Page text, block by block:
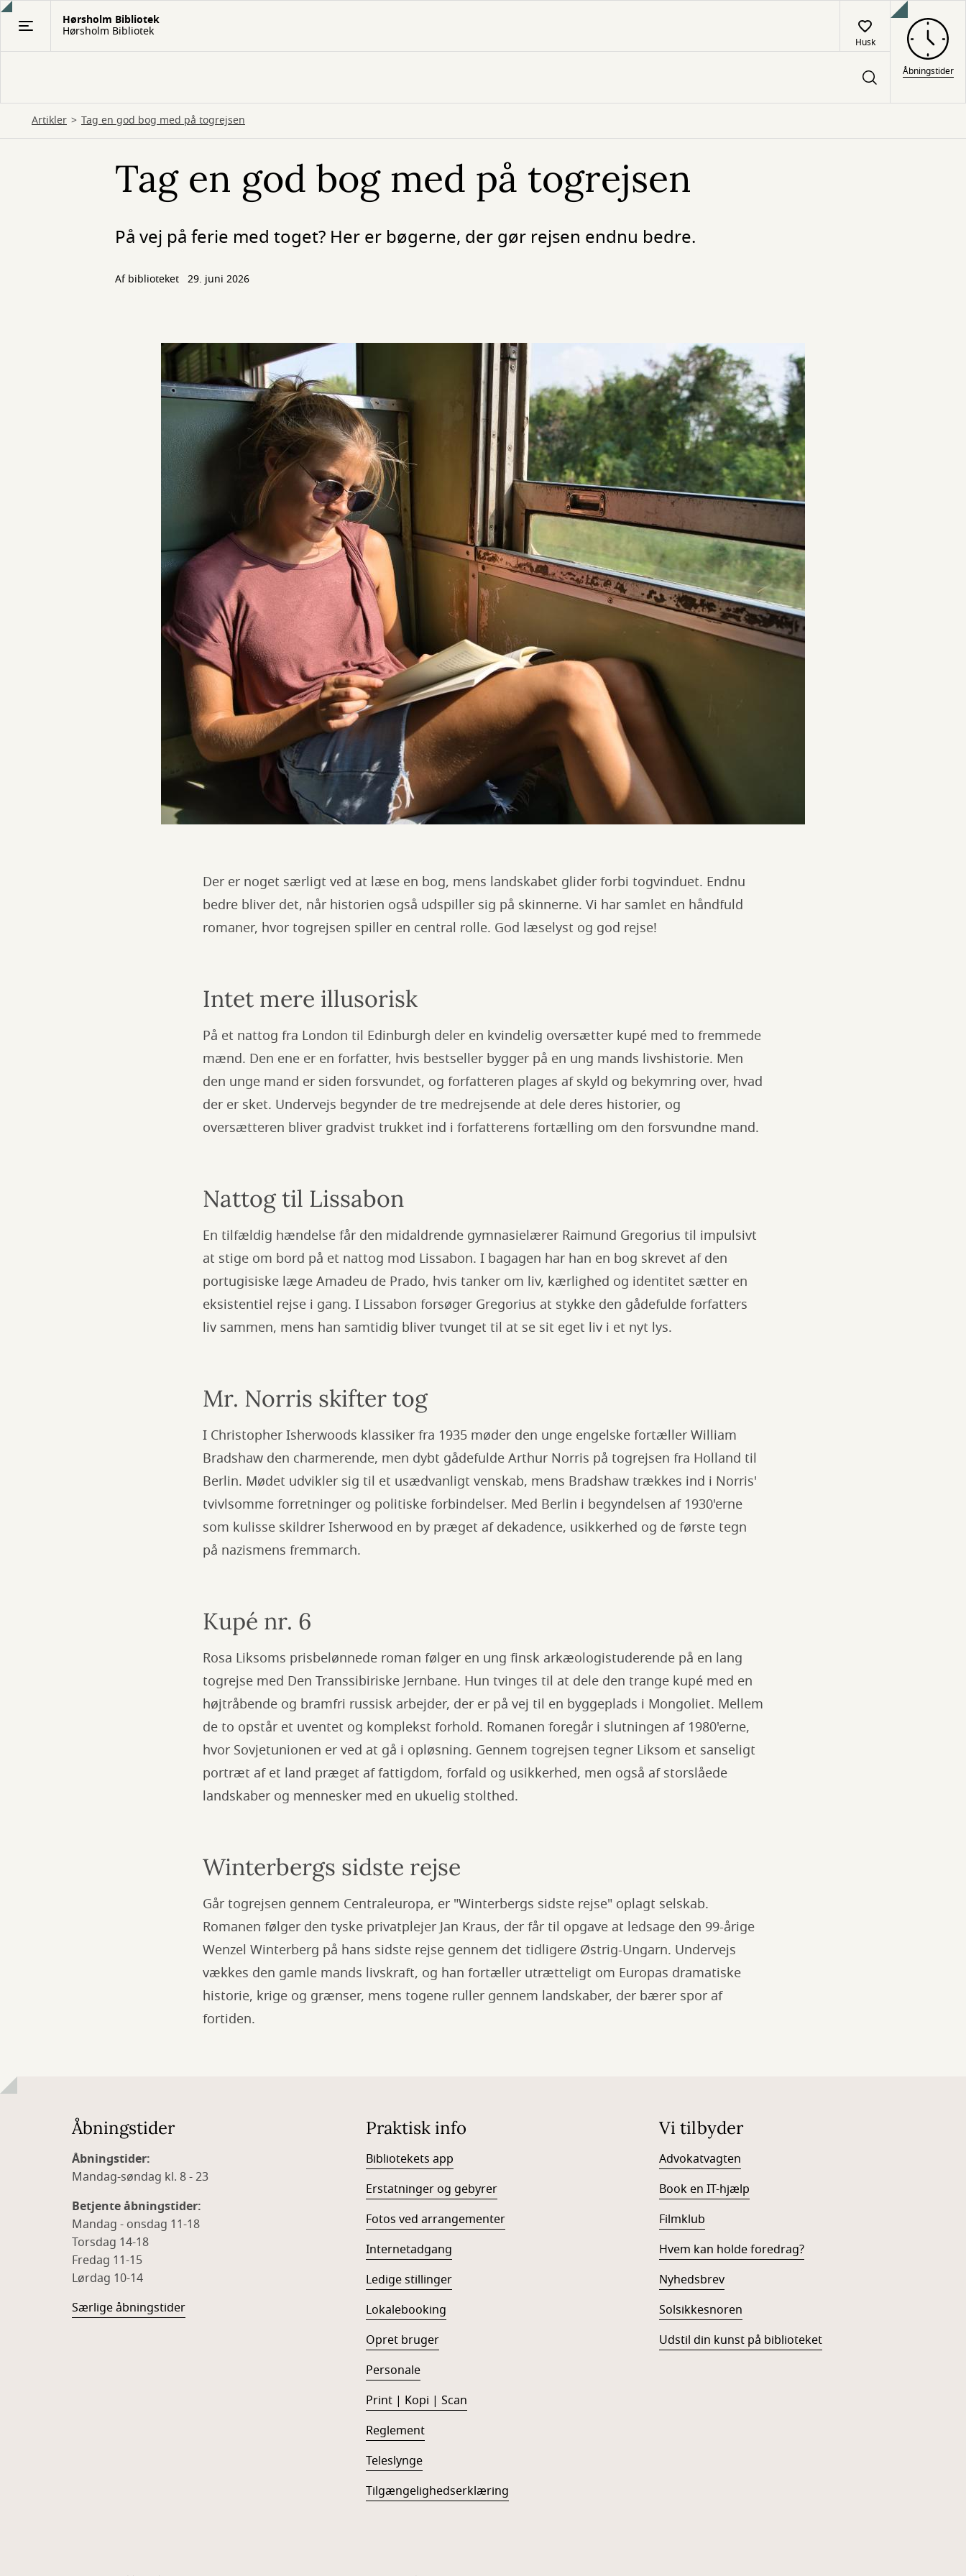
Gå
Hørsholm Bibliotek
Hørsholm Bibliotek
Husk
Åbningstider
Artikler Tag en god bog med på togrejsen
Tag en god bog med på togrejsen
På vej på ferie med toget? Her er bøgerne, der gør rejsen endnu bedre.
Af biblioteket 29. juni 2026
Der er noget særligt ved at læse en bog, mens landskabet glider forbi togvinduet. Endnu
bedre bliver det, når historien også udspiller sig på skinnerne. Vi har samlet en håndfuld
romaner, hvor togrejsen spiller en central rolle. God læselyst og god rejse!
Intet mere illusorisk
På et nattog fra London til Edinburgh deler en kvindelig oversætter kupé med to fremmede
mænd. Den ene er en forfatter, hvis bestseller bygger på en ung mands livshistorie. Men
den unge mand er siden forsvundet, og forfatteren plages af skyld og bekymring over, hvad
der er sket. Undervejs begynder de tre medrejsende at dele deres historier, og
oversætteren bliver gradvist trukket ind i forfatterens fortælling om den forsvundne mand.
Nattog til Lissabon
En tilfældig hændelse får den midaldrende gymnasielærer Raimund Gregorius til impulsivt
at stige om bord på et nattog mod Lissabon. I bagagen har han en bog skrevet af den
portugisiske læge Amadeu de Prado, hvis tanker om liv, kærlighed og identitet sætter en
eksistentiel rejse i gang. I Lissabon forsøger Gregorius at stykke den gådefulde forfatters
liv sammen, mens han samtidig bliver tvunget til at se sit eget liv i et nyt lys.
Mr. Norris skifter tog
I Christopher Isherwoods klassiker fra 1935 møder den unge engelske fortæller William
Bradshaw den charmerende, men dybt gådefulde Arthur Norris på togrejsen fra Holland til
Berlin. Mødet udvikler sig til et usædvanligt venskab, mens Bradshaw trækkes ind i Norris'
tvivlsomme forretninger og politiske forbindelser. Med Berlin i begyndelsen af 1930'erne
som kulisse skildrer Isherwood en by præget af dekadence, usikkerhed og de første tegn
på nazismens fremmarch.
Kupé nr. 6
Rosa Liksoms prisbelønnede roman følger en ung finsk arkæologistuderende på en lang
togrejse med Den Transsibiriske Jernbane. Hun tvinges til at dele den trange kupé med en
højtråbende og bramfri russisk arbejder, der er på vej til en byggeplads i Mongoliet. Mellem
de to opstår et uventet og komplekst forhold. Romanen foregår i slutningen af 1980'erne,
hvor Sovjetunionen er ved at gå i opløsning. Gennem togrejsen tegner Liksom et sanseligt
portræt af et land præget af fattigdom, forfald og usikkerhed, men også af storslåede
landskaber og mennesker med en ukuelig stolthed.
Winterbergs sidste rejse
Går togrejsen gennem Centraleuropa, er "Winterbergs sidste rejse" oplagt selskab.
Romanen følger den tyske privatplejer Jan Kraus, der får til opgave at ledsage den 99-årige
Wenzel Winterberg på hans sidste rejse gennem det tidligere Østrig-Ungarn. Undervejs
vækkes den gamle mands livskraft, og han fortæller utrætteligt om Europas dramatiske
historie, krige og grænser, mens togene ruller gennem landskaber, der bærer spor af
fortiden.
Åbningstider
Åbningstider:
Mandag-søndag kl. 8 - 23
Betjente åbningstider:
Mandag - onsdag 11-18
Torsdag 14-18
Fredag 11-15
Lørdag 10-14
Særlige åbningstider
Praktisk info
Bibliotekets app
Erstatninger og gebyrer
Fotos ved arrangementer
Internetadgang
Ledige stillinger
Lokalebooking
Opret bruger
Personale
Print | Kopi | Scan
Reglement
Teleslynge
Tilgængelighedserklæring
Vi tilbyder
Advokatvagten
Book en IT-hjælp
Filmklub
Hvem kan holde foredrag?
Nyhedsbrev
Solsikkesnoren
Udstil din kunst på biblioteket